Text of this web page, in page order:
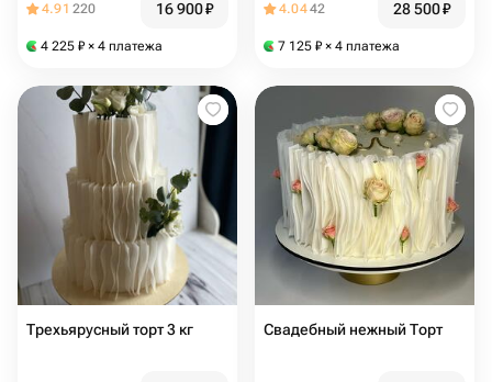
4.91 220 16 900₽
4 225 ₽ × 4 платежа
4.0442 28 500₽
7 125 ₽ × 4 платежа
Трехьярусный торт 3 кг Свадебный нежный Торт